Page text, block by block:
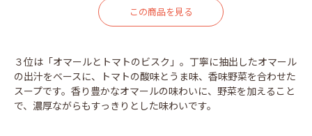
この商品を見る
３位は「オマールとトマトのビスク」。丁寧に抽出したオマール
の出汁をベースに、トマトの酸味とうま味、香味野菜を合わせた
スープです。香り豊かなオマールの味わいに、野菜を加えること
で、濃厚ながらもすっきりとした味わいです。